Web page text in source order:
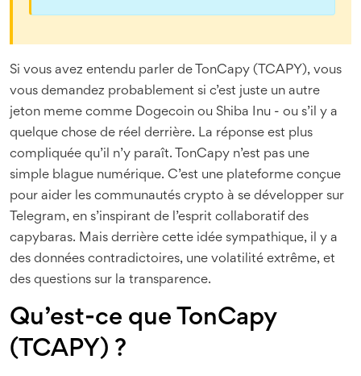
Si vous avez entendu parler de TonCapy (TCAPY), vous
vous demandez probablement si c’est juste un autre
jeton meme comme Dogecoin ou Shiba Inu - ou s’il y a
quelque chose de réel derrière. La réponse est plus
compliquée qu’il n’y paraît. TonCapy n’est pas une
simple blague numérique. C’est une plateforme conçue
pour aider les communautés crypto à se développer sur
Telegram, en s’inspirant de l’esprit collaboratif des
capybaras. Mais derrière cette idée sympathique, il y a
des données contradictoires, une volatilité extrême, et
des questions sur la transparence.
Qu’est-ce que TonCapy
(TCAPY) ?